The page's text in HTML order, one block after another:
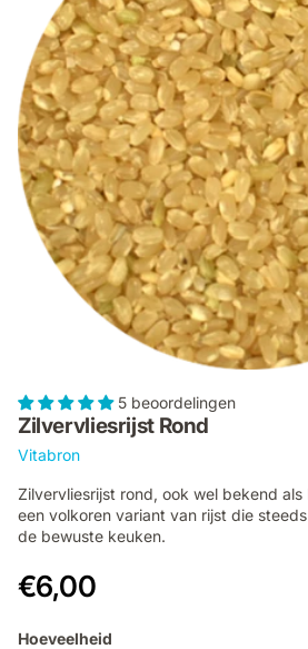
5 beoordelingen
Zilvervliesrijst Rond
Vitabron
Zilvervliesrijst rond, ook wel bekend
een volkoren variant van rijst die
de bewuste keuken.
€6,00
Hoeveelheid